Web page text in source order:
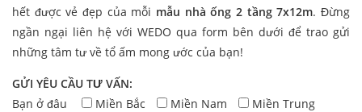
hết được vẻ đẹp của mỗi mẫu nhà ống 2 tầng 7x12m. Đừng
ngần ngại liên hệ với WEDO qua form bên dưới để trao gửi
những tâm tư về tổ ấm mong ước của bạn!
GỬI YÊU CẦU TƯ VẤN:
Bạn ở đâu
Miền Bắc Miền Nam Miền Trung